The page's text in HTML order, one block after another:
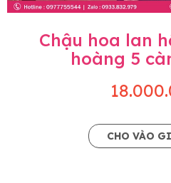
Chậu hoa lan
hoàng 5
CHO VÀO